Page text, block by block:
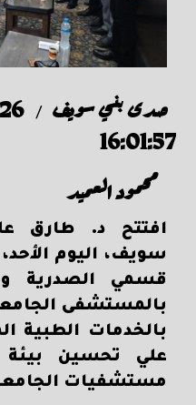
صدى بني سويف /
16:01:57
محمود العميد
افتتح د. طارق
سويف، اليوم
قسمي الصدرية
بالمستشفى
بالخدمات الطبية
علي تحسين بيئة
مستشفيات